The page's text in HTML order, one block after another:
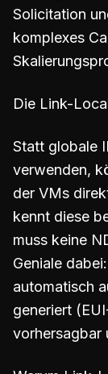
Solicitation
komplexes
Die Link-
Statt globale
verwenden,
der VMs
kennt diese
muss keine
Geniale
automatisch
generiert
vorhersagbar